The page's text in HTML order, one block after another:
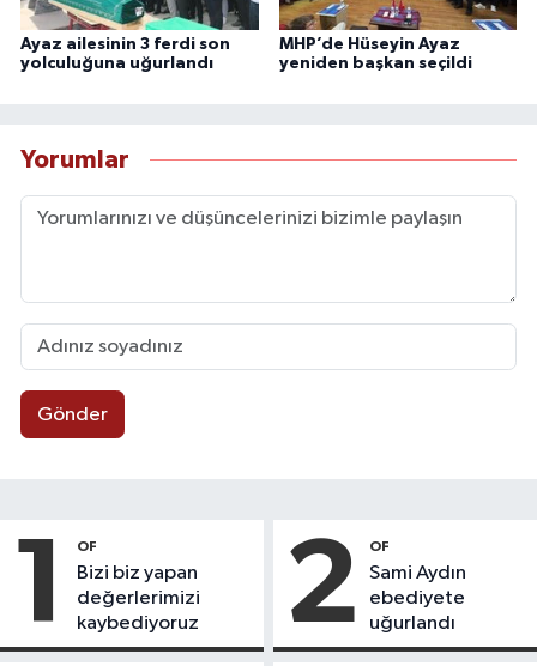
Ayaz ailesinin 3 ferdi son
yolculuğuna uğurlandı
MHP’de Hüseyin Ayaz
yeniden başkan seçildi
Yorumlar
Gönder
1 OF
Bizi biz yapan
değerlerimizi
kaybediyoruz
2 OF
Sami Aydın
ebediyete
uğurlandı